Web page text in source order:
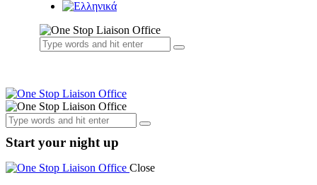
Start your night up
Close